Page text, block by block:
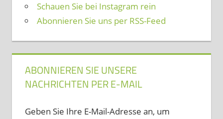
Schauen Sie bei Instagram rein
Abonnieren Sie uns per RSS-Feed
ABONNIEREN SIE UNSERE
NACHRICHTEN PER E-MAIL
Geben Sie Ihre E-Mail-Adresse an, um